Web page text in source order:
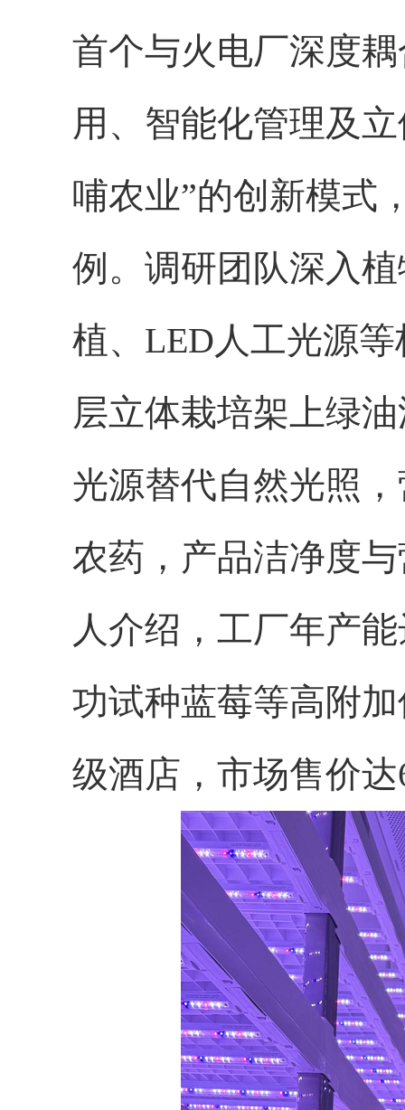
首个与火电厂深度
用、智能化管理及
哺农业”的创新模式
例。调研团队深入
植、LED人工光源
层立体栽培架上绿
光源替代自然光照
农药，产品洁净度
人介绍，工厂年产
功试种蓝莓等高附
级酒店，市场售价